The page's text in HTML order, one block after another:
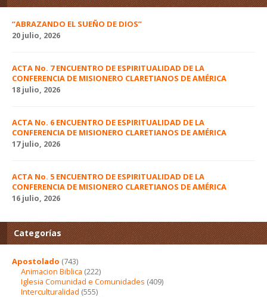
“ABRAZANDO EL SUEÑO DE DIOS”
20 julio, 2026
ACTA No. 7 ENCUENTRO DE ESPIRITUALIDAD DE LA
CONFERENCIA DE MISIONERO CLARETIANOS DE AMÉRICA
18 julio, 2026
ACTA No. 6 ENCUENTRO DE ESPIRITUALIDAD DE LA
CONFERENCIA DE MISIONERO CLARETIANOS DE AMÉRICA
17 julio, 2026
ACTA No. 5 ENCUENTRO DE ESPIRITUALIDAD DE LA
CONFERENCIA DE MISIONERO CLARETIANOS DE AMÉRICA
16 julio, 2026
Categorías
Apostolado (743)
Animacion Biblica (222)
Iglesia Comunidad e Comunidades (409)
Interculturalidad (555)